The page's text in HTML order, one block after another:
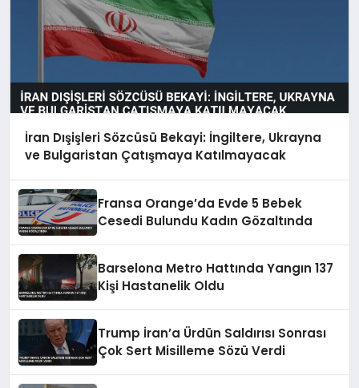
İran Dışişleri Sözcüsü Bekayi: İngiltere, Ukrayna
ve Bulgaristan Çatışmaya Katılmayacak
Fransa Orange’da Evde 5 Bebek
Cesedi Bulundu Kadın Gözaltında
Barselona Metro Hattında Yangın 137
Kişi Hastanelik Oldu
Trump İran’a Ürdün Saldırısı Sonrası
Çok Sert Misilleme Sözü Verdi